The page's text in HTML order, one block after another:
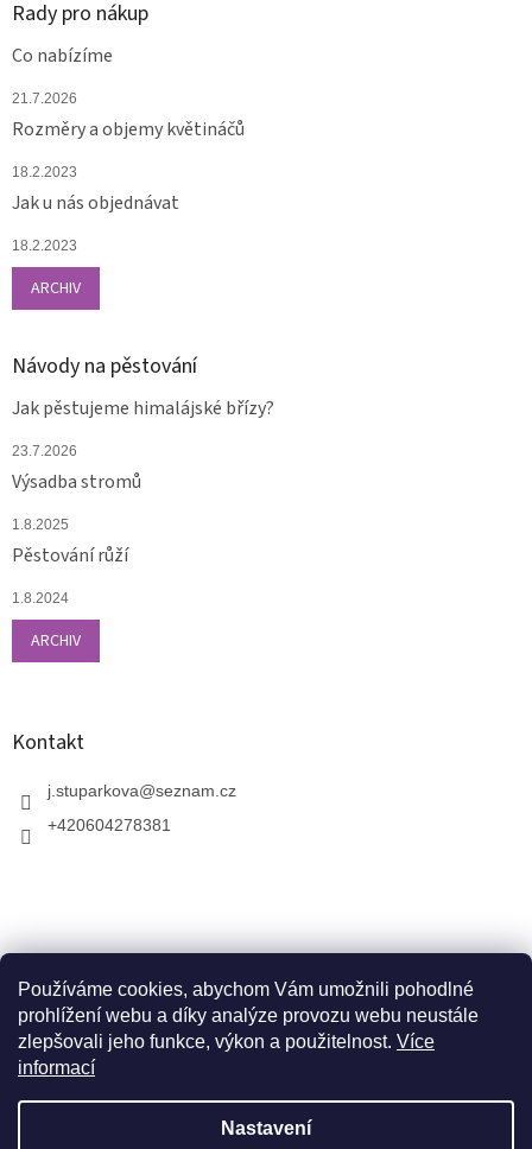
Používáme cookies, abychom Vám umožnili pohodlné
prohlížení webu a díky analýze provozu webu neustále
zlepšovali jeho funkce, výkon a použitelnost. Více
informací
Nastavení
V zahradnictví je možné osobně vybírat stromy a
dopravou. Otevřeno máme ve středu, v pátek a v neděli
Rady pro nákup
Co nabízíme
21.7.2026
Rozměry a objemy květináčů
18.2.2023
Jak u nás objednávat
18.2.2023
ARCHIV
Návody na pěstování
Jak pěstujeme himalájské břízy?
23.7.2026
Výsadba stromů
1.8.2025
Pěstování růží
1.8.2024
ARCHIV
Kontakt
j.stuparkova@seznam.cz
+420604278381